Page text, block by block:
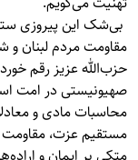
بی‌شک این پیروزی
مقاومت مردم لبنان و
حزب‌الله عزیز رقم
صهیونیستی در امت
محاسبات مادی و
مستقیم عزت، مقاومت